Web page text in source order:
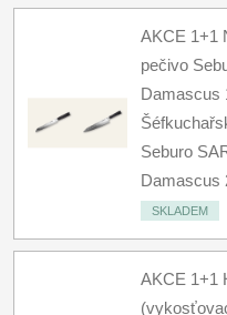
AKCE 1+1
pečivo
Damascus
Seburo
Damascus
SKLADEM
AKCE 1+1